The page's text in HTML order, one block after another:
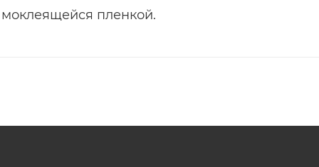
пленкой.